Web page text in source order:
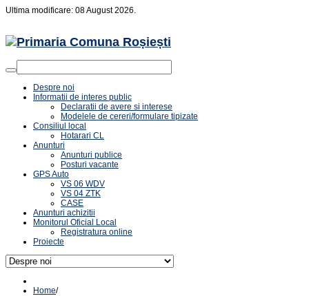
Ultima modificare: 08 August 2026.
Despre noi
Informatii de interes public
Declaratii de avere si interese
Modelele de cereri/formulare tipizate
Consiliul local
Hotarari CL
Anunturi
Anunturi publice
Posturi vacante
GPS Auto
VS 06 WDV
VS 04 ZTK
CASE
Anunturi achizitii
Monitorul Oficial Local
Registratura online
Proiecte
Home/